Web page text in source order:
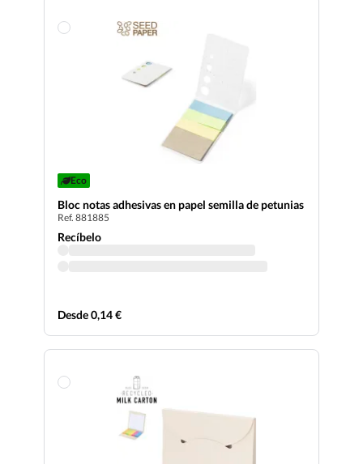
Eco
Bloc notas adhesivas en papel semilla de petunias
Ref. 881885
Recíbelo
Desde 0,14 €